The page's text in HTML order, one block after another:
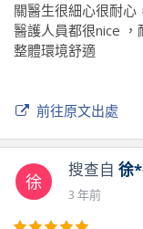
關醫生很細心很耐心
醫護人員都很nice ，
整體環境舒適
前往原文出處
徐
搜查自 徐
3 年前